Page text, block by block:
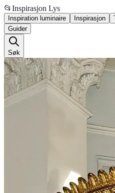
📂 Inspirasjon Lys
Inspiration luminaire Inspirasjon
Guider
Søk